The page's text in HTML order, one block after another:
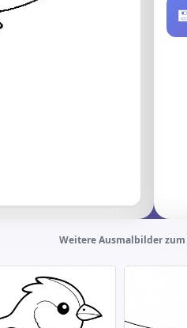
Weitere Ausmalbilder